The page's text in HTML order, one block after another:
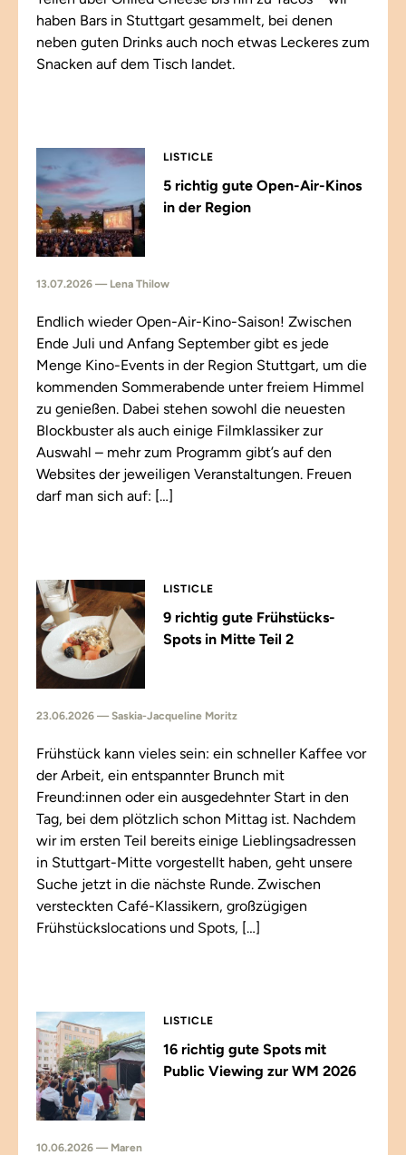
haben Bars in Stuttgart gesammelt, bei denen
neben guten Drinks auch noch etwas Leckeres zum
Snacken auf dem Tisch landet.
LISTICLE
5 richtig gute Open-Air-Kinos
in der Region
13.07.2026 — Lena Thilow
Endlich wieder Open-Air-Kino-Saison! Zwischen
Ende Juli und Anfang September gibt es jede
Menge Kino-Events in der Region Stuttgart, um die
kommenden Sommerabende unter freiem Himmel
zu genießen. Dabei stehen sowohl die neuesten
Blockbuster als auch einige Filmklassiker zur
Auswahl – mehr zum Programm gibt’s auf den
Websites der jeweiligen Veranstaltungen. Freuen
darf man sich auf: […]
LISTICLE
9 richtig gute Frühstücks-
Spots in Mitte Teil 2
23.06.2026 — Saskia-Jacqueline Moritz
Frühstück kann vieles sein: ein schneller Kaffee vor
der Arbeit, ein entspannter Brunch mit
Freund:innen oder ein ausgedehnter Start in den
Tag, bei dem plötzlich schon Mittag ist. Nachdem
wir im ersten Teil bereits einige Lieblingsadressen
in Stuttgart-Mitte vorgestellt haben, geht unsere
Suche jetzt in die nächste Runde. Zwischen
versteckten Café-Klassikern, großzügigen
Frühstückslocations und Spots, […]
LISTICLE
16 richtig gute Spots mit
Public Viewing zur WM 2026
10.06.2026 — Maren